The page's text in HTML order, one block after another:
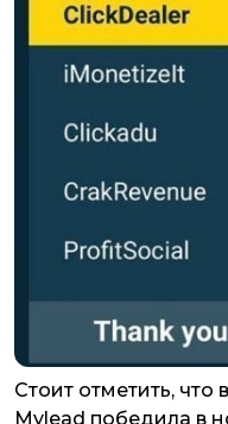
Стоит отметить,
Mylead победила в